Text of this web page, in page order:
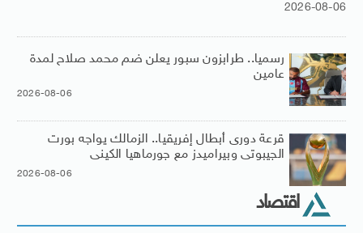
2026-08-06
رسميا.. طرابزون سبور يعلن ضم محمد صلاح لمدة
عامين
2026-08-06
قرعة دورى أبطال إفريقيا.. الزمالك يواجه بورت
الجيبوتى وبيراميدز مع جورماهيا الكينى
2026-08-06
اقتصاد